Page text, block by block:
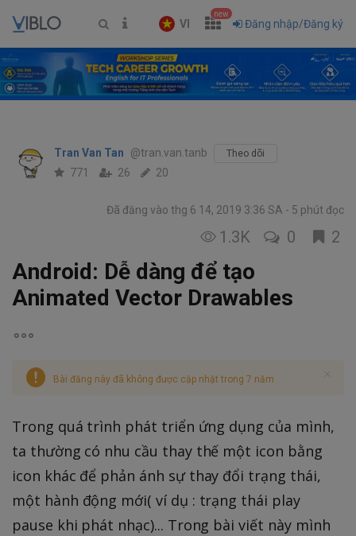
VI
new
Đăng nhập/Đăng ký
Tran Van Tan @tran.van.tanb Theo dõi
771 26 20
Đã đăng vào thg 6 14, 2019 3:36 SA 5 phút đọc
1.3K 0 2
Android: Dễ dàng để tạo
Animated Vector Drawables
Bài đăng này đã không được cập nhật trong 7 năm
Trong quá trình phát triển ứng dụng của mình,
ta thường có nhu cầu thay thế một icon bằng
icon khác để phản ánh sự thay đổi trạng thái,
một hành động mới( ví dụ : trạng thái play
pause khi phát nhạc)... Trong bài viết này mình